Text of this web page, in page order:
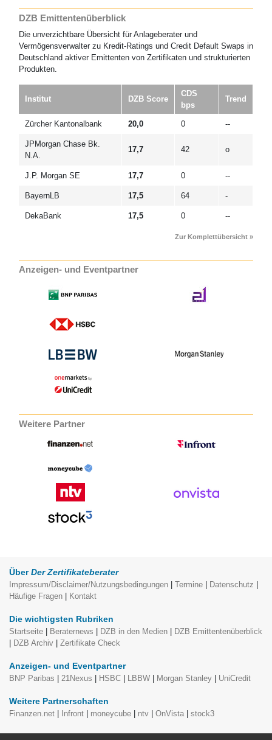
DZB Emittentenüberblick
Die unverzichtbare Übersicht für Anlageberater und
Vermögensverwalter zu Kredit-Ratings und Credit Default Swaps in
Deutschland aktiver Emittenten von Zertifikaten und strukturierten
Produkten.
Institut DZB Score
CDS
bps
Trend
Zürcher Kantonalbank 20,0 0 --
JPMorgan Chase Bk.
N.A.
17,7 42 o
J.P. Morgan SE 17,7 0 --
BayernLB 17,5 64 -
DekaBank 17,5 0 --
Zur Komplettübersicht »
Anzeigen- und Eventpartner
Weitere Partner
Über Der Zertifikateberater
Impressum/Disclaimer/Nutzungsbedingungen
Termine Datenschutz
Häufige Fragen
Kontakt
Die wichtigsten Rubriken
Startseite
Beraternews DZB in den Medien
DZB Emittentenüberblick
DZB Archiv Zertifikate Check
Anzeigen- und Eventpartner
BNP Paribas
21Nexus HSBC LBBW Morgan Stanley UniCredit
Weitere Partnerschaften
Finanzen.net
Infront moneycube ntv OnVista stock3